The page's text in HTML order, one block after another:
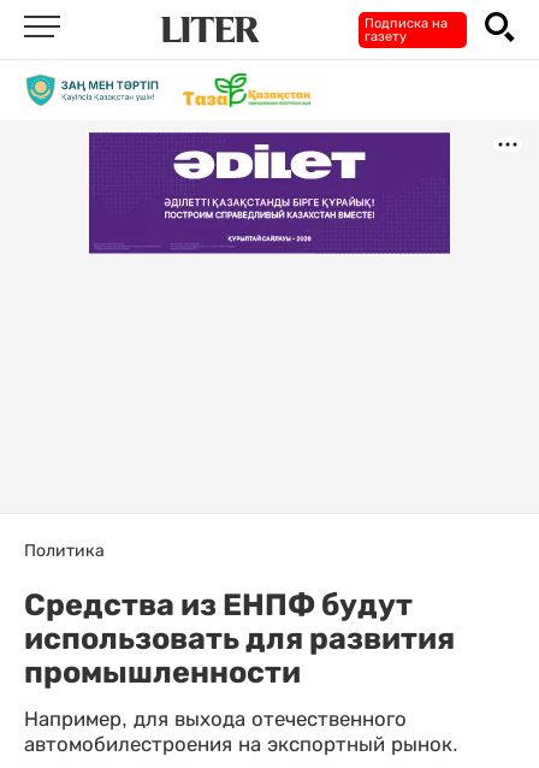
Подписка на
газету
Политика
Средства из ЕНПФ будут
использовать для развития
промышленности
Например, для выхода отечественного
автомобилестроения на экспортный рынок.